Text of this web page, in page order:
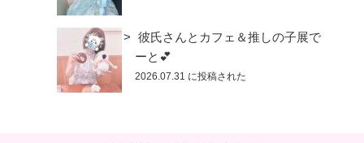
彼氏さんとカフェ＆推しの子展で
ーと💕
2026.07.31 に投稿された